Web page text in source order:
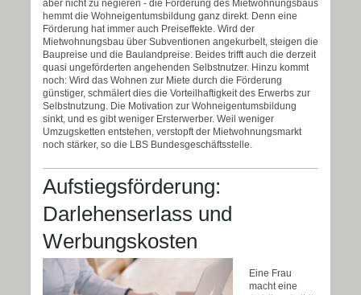
aber nicht zu negieren - die Förderung des Mietwohnungsbaus
hemmt die Wohneigentumsbildung ganz direkt. Denn eine
Förderung hat immer auch Preiseffekte. Wird der
Mietwohnungsbau über Subventionen angekurbelt, steigen die
Baupreise und die Baulandpreise. Beides trifft auch die derzeit
quasi ungeförderten angehenden Selbstnutzer. Hinzu kommt
noch: Wird das Wohnen zur Miete durch die Förderung
günstiger, schmälert dies die Vorteilhaftigkeit des Erwerbs zur
Selbstnutzung. Die Motivation zur Wohneigentumsbildung
sinkt, und es gibt weniger Ersterwerber. Weil weniger
Umzugsketten entstehen, verstopft der Mietwohnungsmarkt
noch stärker, so die LBS Bundesgeschäftsstelle.
Aufstiegsförderung:
Darlehenserlass und
Werbungskosten
Eine Frau
macht eine